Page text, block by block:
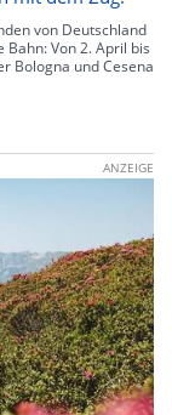
von Deutschland
Von 2. April bis
Bologna und Cesena
ANZEIGE